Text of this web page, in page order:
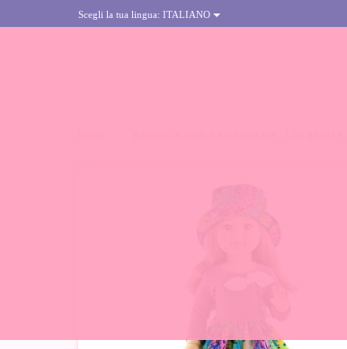
Scegli la tua lingua: ITALIANO